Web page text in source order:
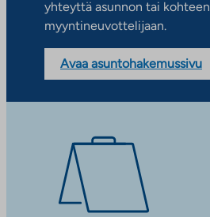
yhteyttä asunnon tai kohteen
myyntineuvottelijaan.
Avaa asuntohakemussivu